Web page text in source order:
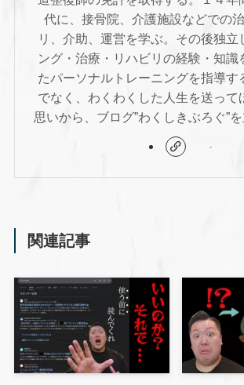
代に、接骨院、介護施設などでの
リ、介助、運営を学ぶ。その後独立
ング・治療・リハビリの経験・知識
たパーソナルトレーニングを指導す
でなく、わくわくした人生を送って
思いから、ブログ”わくしきぶろぐ”を
関連記事